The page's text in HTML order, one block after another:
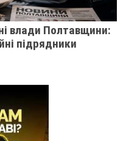
влади Полтавщини:
підрядники